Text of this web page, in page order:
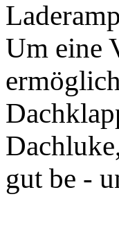
Um eine
gut be -